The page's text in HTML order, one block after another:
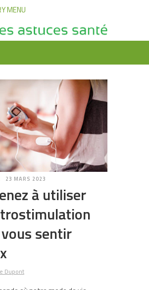
MENU
23 MARS 2023
à utiliser
sentir
Dupont